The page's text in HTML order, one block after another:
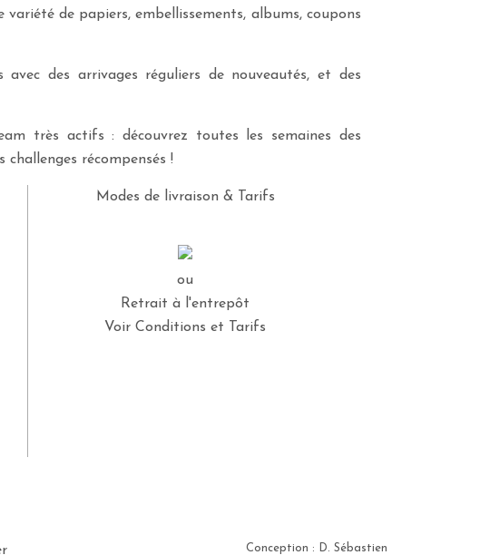
de papiers, embellissements, albums, coupons
des arrivages réguliers de nouveautés, et des
très actifs : découvrez toutes les semaines des
récompensés !
Modes de livraison & Tarifs
ou
Retrait à l'entrepôt
Voir Conditions et Tarifs
Conception : D. Sébastien